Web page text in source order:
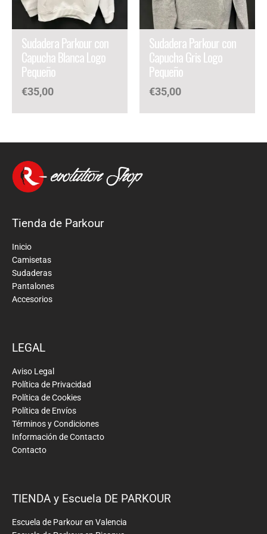
Sudadera Parkour con
Capucha Blanca Logo
Pequeño
€35,00
Sudadera Parkour con
Capucha Gris Logo
Pequeño
€35,00
Tienda de Parkour
Inicio
Camisetas
Sudaderas
Pantalones
Accesorios
LEGAL
Aviso Legal
Política de Privacidad
Política de Cookies
Política de Envíos
Términos y Condiciones
Información de Contacto
Contacto
TIENDA y Escuela DE PARKOUR
Escuela de Parkour en Valencia